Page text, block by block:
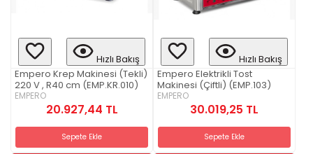
Hızlı Bakış
Empero Krep Makinesi (Tekli)
220 V , R40 cm (EMP.KR.010)
EMPERO
20.927,44 TL
Sepete Ekle
Hızlı Bakış
Empero Elektrikli Tost
Makinesi (Çiftli) (EMP.103)
EMPERO
30.019,25 TL
Sepete Ekle